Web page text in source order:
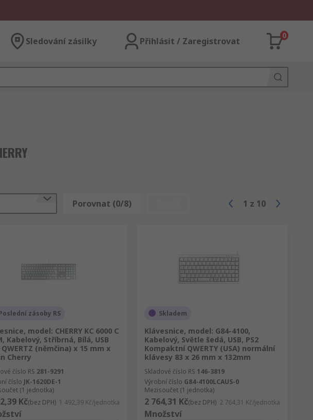
Sledování zásilky Přihlásit / Zaregistrovat
0
Porovnat (0/8) 1 z 10
zásoby RS
model: CHERRY KC 6000 C
Kabelový, Stříbrná, Bílá, USB
(němčina) x 15 mm x
Cherry
číslo RS 281-9291
číslo JK-1620DE-1
(1 jednotka)
Kč(bez DPH) 1 492,39 Kč/jednotka
Skladem
Klávesnice, model: G84-4100,
Kabelový, Světle šedá, USB, PS2
Kompaktní QWERTY (USA) normální
klávesy 83 x 26 mm x 132mm
Skladové číslo RS 146-3819
Výrobní číslo G84-4100LCAUS-0
Mezisoučet (1 jednotka)
2 764,31 Kč(bez DPH) 2 764,31 Kč/jednotka
Množství